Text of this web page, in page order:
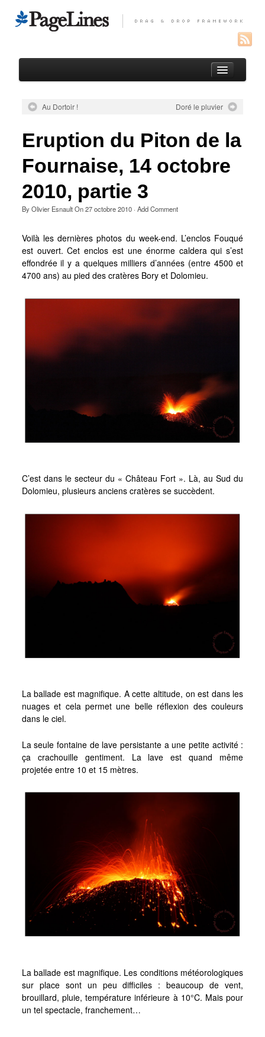
Portfolio
Paysages réunionnais
Oiseaux de l’Océan Indien
Macro
Macros de France
Voyages et Reportages
Madagascar, novembre 2011
Mayotte, janvier 2011
Au Dortoir ! Doré le pluvier
Eruption du Piton de la
Fournaise, 14 octobre
2010, partie 3
ByOlivier EsnaultOn27 octobre 2010· Add Comment
Voilà les dernières photos du week-end. L’enclos Fouqué
est ouvert. Cet enclos est une énorme caldera qui s’est
effondrée il y a quelques milliers d’années (entre 4500 et
4700 ans) au pied des cratères Bory et Dolomieu.
C’est dans le secteur du « Château Fort ». Là, au Sud du
Dolomieu, plusieurs anciens cratères se succèdent.
La ballade est magnifique. A cette altitude, on est dans les
nuages et cela permet une belle réflexion des couleurs
dans le ciel.
La seule fontaine de lave persistante a une petite activité :
ça crachouille gentiment. La lave est quand même
projetée entre 10 et 15 mètres.
La ballade est magnifique. Les conditions météorologiques
sur place sont un peu difficiles : beaucoup de vent,
brouillard, pluie, température inférieure à 10°C. Mais pour
un tel spectacle, franchement…